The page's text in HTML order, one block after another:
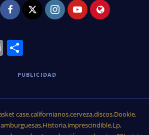
Email
PUBLICIDAD
case,californianos,cerveza,discos,Dookie,
,Historia,imprescindible,Lp,